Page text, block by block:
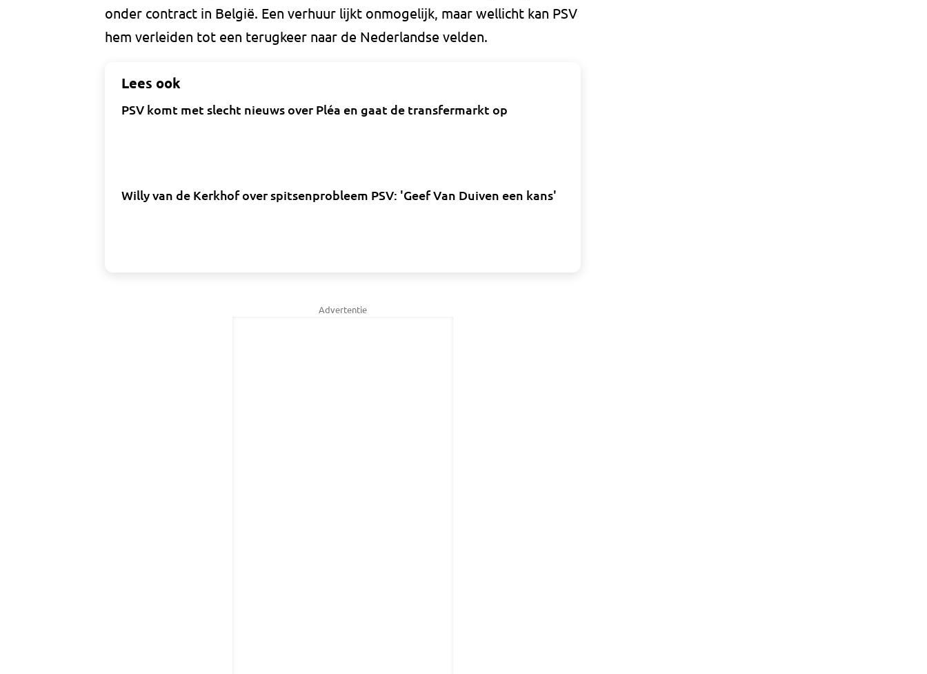
onder contract in België. Een verhuur lijkt onmogelijk, maar wellicht kan PSV
hem verleiden tot een terugkeer naar de Nederlandse velden.
Lees ook
PSV komt met slecht nieuws over Pléa en gaat de transfermarkt op
Willy van de Kerkhof over spitsenprobleem PSV: 'Geef Van Duiven een kans'
Advertentie